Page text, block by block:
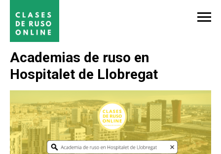
Academias de ruso en
Hospitalet de Llobregat